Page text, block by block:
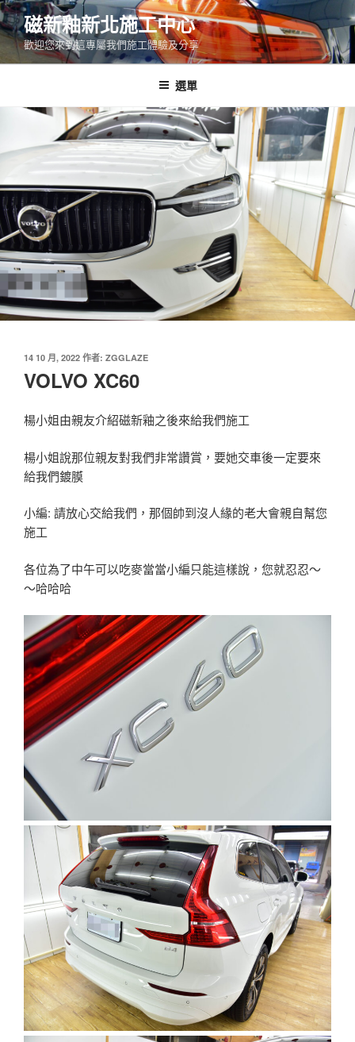
跳
至
主
要
容
磁新釉新北施工中心
歡迎您來到這專屬我們施工體驗及分享
選單
發
佈
於
14 10 月, 2022 作者: ZGGLAZE
VOLVO XC60
楊小姐由親友介紹磁新釉之後來給我們施工
楊小姐說那位親友對我們非常讚賞，要她交車後一定要來
給我們鍍膜
小編: 請放心交給我們，那個帥到沒人緣的老大會親自幫您
施工
各位為了中午可以吃麥當當小編只能這樣說，您就忍忍～
～哈哈哈